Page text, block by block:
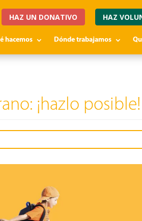
HAZ UN DONATIVO HAZ
hacemos Dónde trabajamos
¡hazlo posible!